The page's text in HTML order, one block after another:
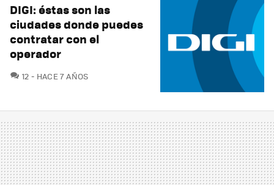
DIGI: éstas son las
ciudades donde puedes
contratar con el
operador
12 COMENTARIOS
HACE 7 AÑOS